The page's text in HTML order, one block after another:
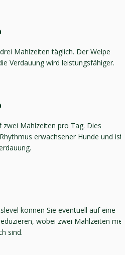
Mahlzeiten täglich. Der Welpe
Verdauung wird leistungsfähiger.
zwei Mahlzeiten pro Tag. Dies
erwachsener Hunde und ist
können Sie eventuell auf eine
wobei zwei Mahlzeiten
sind.